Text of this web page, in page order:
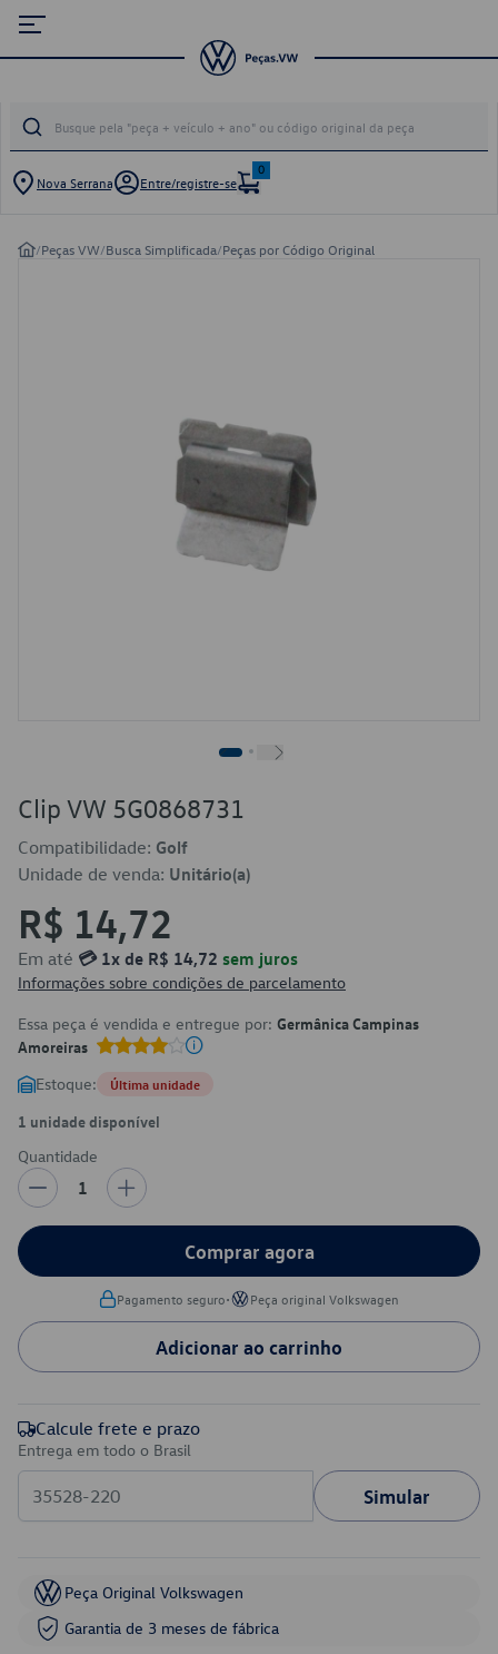
Nova Serrana Entre/registre-se
0
/Peças VW/Busca Simplificada/Peças por Código Original
Clip VW 5G0868731
Compatibilidade: Golf
Unidade de venda: Unitário(a)
R$ 14,72
Em até 💳 1x de R$ 14,72 sem juros
Informações sobre condições de parcelamento
Essa peça é vendida e entregue por: Germânica Campinas
Amoreiras
Estoque: Última unidade
1 unidade disponível
Quantidade
1
Comprar agora
Pagamento seguro• Peça original Volkswagen
Adicionar ao carrinho
Calcule frete e prazo
Entrega em todo o Brasil
Simular
Peça Original Volkswagen
Garantia de 3 meses de fábrica